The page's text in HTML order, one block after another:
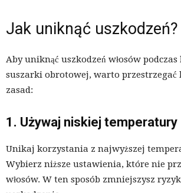
Jak uniknąć uszkodzeń?
Aby uniknąć uszkodzeń włosów
suszarki obrotowej, warto
zasad:
1. Używaj niskiej temperatury
Unikaj korzystania z najwyższej
Wybierz niższe ustawienia, które nie
włosów. W ten sposób zmniejszysz